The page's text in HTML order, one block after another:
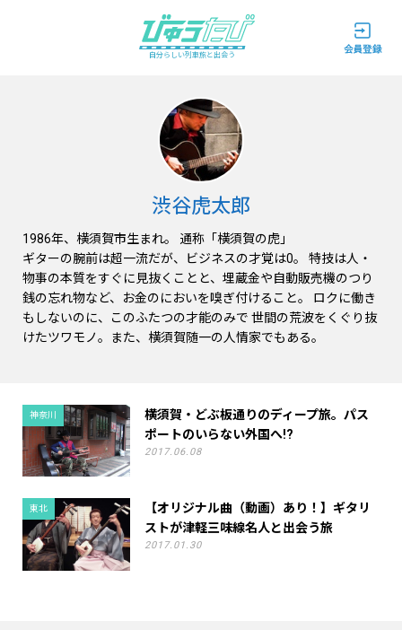
自分らしい列車旅と出会う
渋谷虎太郎
1986年、横須賀市生まれ。 通称「横須賀の虎」
ギターの腕前は超一流だが、ビジネスの才覚は0。 特技は人・
物事の本質をすぐに見抜くことと、埋蔵金や自動販売機のつり
銭の忘れ物など、お金のにおいを嗅ぎ付けること。 ロクに働き
もしないのに、このふたつの才能のみで 世間の荒波をくぐり抜
けたツワモノ。また、横須賀随一の人情家でもある。
神奈川
横須賀・どぶ板通りのディープ旅。パス
ポートのいらない外国へ!?
2017.06.08
東北
【オリジナル曲（動画）あり！】ギタリ
ストが津軽三味線名人と出会う旅
2017.01.30